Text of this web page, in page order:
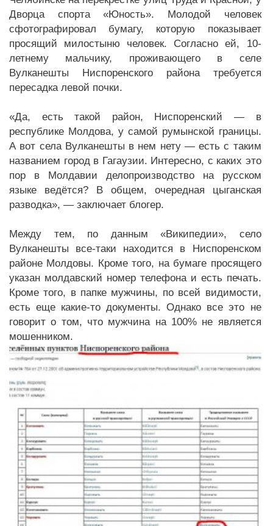
Дворца спорта «Юность». Молодой человек
сфотографировал бумагу, которую показывает
просящий милостыню человек. Согласно ей, 10-
летнему мальчику, проживающего в селе
Вулканешты Ниспоренского района требуется
пересадка левой почки.
«Да, есть такой район, Ниспоренский — в
республике Молдова, у самой румынской границы.
А вот села Вулканешты в нем нету — есть с таким
названием город в Гагаузии. Интересно, с каких это
пор в Молдавии делопроизводство на русском
языке ведётся? В общем, очередная цыганская
разводка», — заключает блогер.
Между тем, по данным «Википедии», село
Вулканешты все-таки находится в Ниспоренском
районе Молдовы. Кроме того, на бумаге просящего
указан молдавский номер телефона и есть печать.
Кроме того, в папке мужчины, по всей видимости,
есть еще какие-то документы. Однако все это не
говорит о том, что мужчина на 100% не является
мошенником.